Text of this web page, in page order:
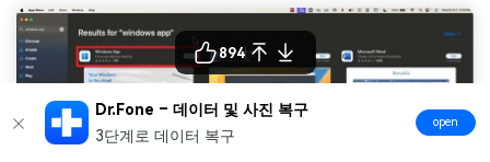
894
Dr.Fone – 데이터 및 사진 복구
3단계로 데이터 복구
open